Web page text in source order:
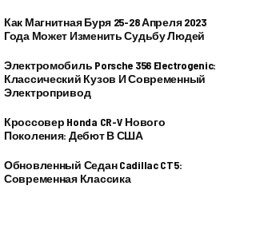
Как Магнитная Буря 25-28 Апреля 2023
Года Может Изменить Судьбу Людей
Электромобиль Porsche 356 Electrogenic:
Классический Кузов И Современный
Электропривод
Кроссовер Honda CR-V Нового
Поколения: Дебют В США
Обновленный Седан Cadillac CT5:
Современная Классика